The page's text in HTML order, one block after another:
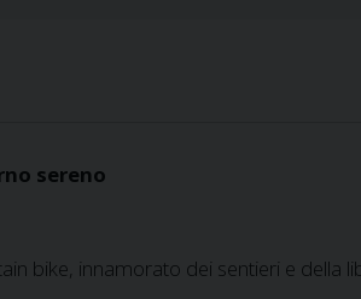
sereno
bike, innamorato dei sentieri e della